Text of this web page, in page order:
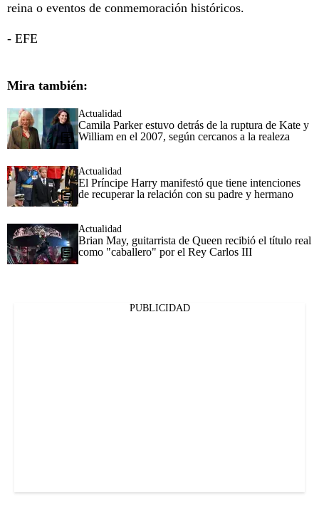
reina o eventos de conmemoración históricos.
- EFE
Mira también:
Actualidad
Camila Parker estuvo detrás de la ruptura de Kate y
William en el 2007, según cercanos a la realeza
Actualidad
El Príncipe Harry manifestó que tiene intenciones
de recuperar la relación con su padre y hermano
Actualidad
Brian May, guitarrista de Queen recibió el título real
como "caballero" por el Rey Carlos III
PUBLICIDAD